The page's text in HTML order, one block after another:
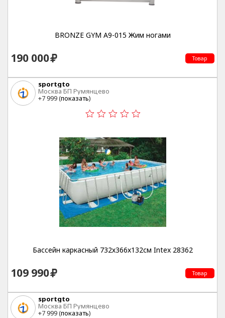
BRONZE GYM A9-015 Жим ногами
190 000 Товар
sportgto
Москва БП Румянцево
+7 999 (показать)
Бассейн каркасный 732х366х132см Intex 28362
109 990 Товар
sportgto
Москва БП Румянцево
+7 999 (показать)